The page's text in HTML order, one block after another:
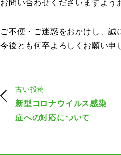
お問い合わせくださいますよう
ご不便・ご迷惑をおかけし、誠
今後とも何卒よろしくお願い申
古い投稿
新型コロナウイルス感染
症への対応について